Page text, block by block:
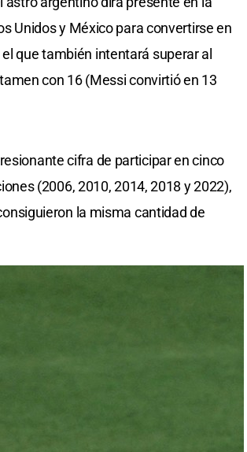
Unidos y México para convertirse en
que también intentará superar al
con 16 (Messi convirtió en 13
cifra de participar en cinco
(2006, 2010, 2014, 2018 y 2022),
la misma cantidad de